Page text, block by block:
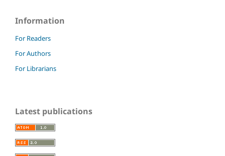
Information
For Readers
For Authors
For Librarians
Latest publications